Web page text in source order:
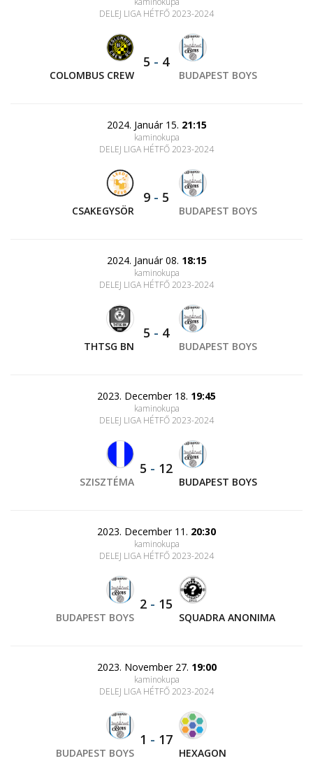
DELEJ LIGA HÉTFŐ 2023-2024
COLOMBUS CREW
5 - 4
BUDAPEST BOYS
2024. Január 15. 21:15
kaminokupa
DELEJ LIGA HÉTFŐ 2023-2024
CSAKEGYSÖR
9 - 5
BUDAPEST BOYS
2024. Január 08. 18:15
kaminokupa
DELEJ LIGA HÉTFŐ 2023-2024
THTSG BN
5 - 4
BUDAPEST BOYS
2023. December 18. 19:45
kaminokupa
DELEJ LIGA HÉTFŐ 2023-2024
SZISZTÉMA
5 - 12
BUDAPEST BOYS
2023. December 11. 20:30
kaminokupa
DELEJ LIGA HÉTFŐ 2023-2024
BUDAPEST BOYS
2 - 15
SQUADRA ANONIMA
2023. November 27. 19:00
kaminokupa
DELEJ LIGA HÉTFŐ 2023-2024
BUDAPEST BOYS
1 - 17
HEXAGON